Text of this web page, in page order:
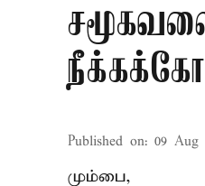
Published on: 09 Aug
மும்பை,